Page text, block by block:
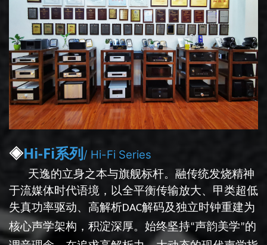
◈Hi-Fi系列/ Hi-Fi Series
天逸的立身之本与旗舰标杆。融传统发烧精神
于流媒体时代语境，以全平衡传输放大、甲类超低
失真功率驱动、高解析DAC解码及独立时钟重建为
核心声学架构，积淀深厚。始终坚持“声韵美学”的